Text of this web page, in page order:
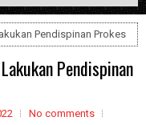
Pendispinan Prokes
Pendispinan
No comments